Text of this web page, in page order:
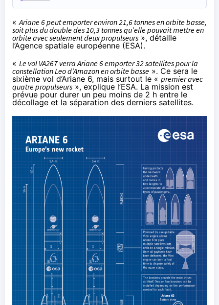
«Ariane 6 peut emporter environ 21,6 tonnes en orbite basse,
soit plus du double des 10,3 tonnes qu’elle pouvait mettre en
orbite avec seulement deux propulseurs », détaille
l’Agence spatiale européenne (ESA).
« Le vol VA267 verra Ariane 6 emporter 32 satellites pour la
constellation Leo d’Amazon en orbite basse ». Ce sera le
sixième vol d’Ariane 6, mais surtout le « premier avec
quatre propulseurs », explique l’ESA. La mission est
prévue pour durer un peu moins de 2 h entre le
décollage et la séparation des derniers satellites.